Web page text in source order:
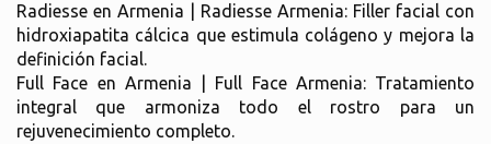
Radiesse en Armenia | Radiesse Armenia: Filler facial con
hidroxiapatita cálcica que estimula colágeno y mejora la
definición facial.
Full Face en Armenia | Full Face Armenia: Tratamiento
integral que armoniza todo el rostro para un
rejuvenecimiento completo.